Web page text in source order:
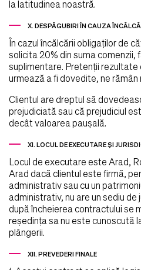
la latitudinea noastră.
X. DESPĂGUBIRI ÎN CAUZA
În cazul încălcării obligaţilor de
solicita 20% din suma comenzii,
suplimentare. Pretenţii rezultate
urmează a fi dovedite, ne rămân
Clientul are dreptul să
prejudiciată sau că prejudiciul
decât valoarea pauşală.
XI. LOCUL DE EXECUTARE ŞI
Locul de executare este Arad,
Arad dacă clientul este firmă,
administrativ sau cu un
administrativ, nu are un sediu de
după încheierea contractului se
reşedinţa sa nu este cunoscută
plângerii.
XII. PREVEDERI FINALE